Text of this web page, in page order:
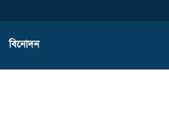
বিনোদন